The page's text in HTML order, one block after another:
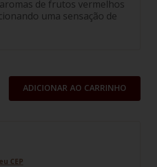
de frutos vermelhos
uma sensação de
ADICIONAR AO CARRINHO
CEP